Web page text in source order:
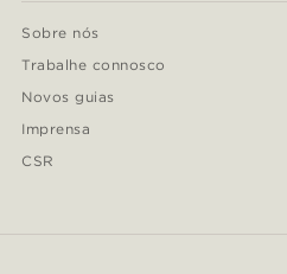
Sobre nós
Trabalhe connosco
Novos guias
Imprensa
CSR